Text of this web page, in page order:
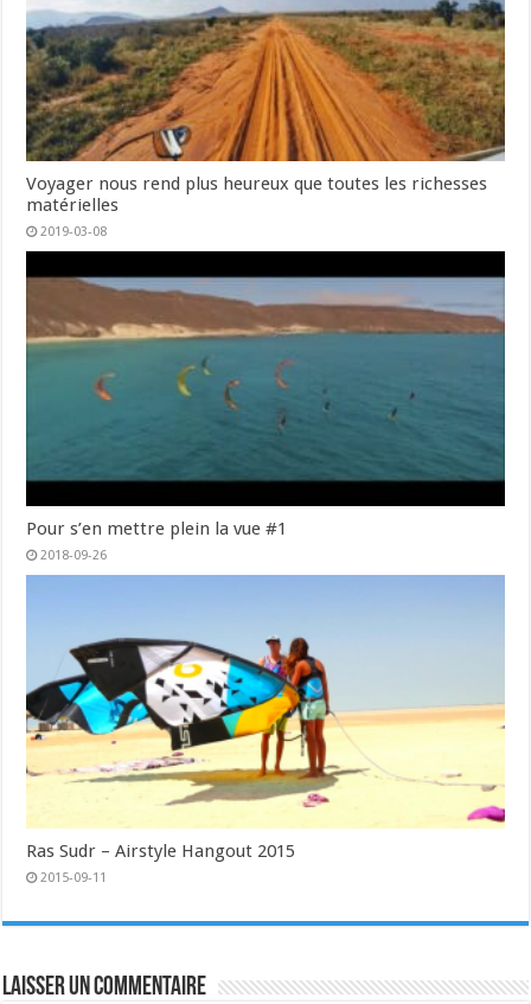
Voyager nous rend plus heureux que toutes les richesses
matérielles
2019-03-08
Pour s’en mettre plein la vue #1
2018-09-26
Ras Sudr – Airstyle Hangout 2015
2015-09-11
Laisser un commentaire